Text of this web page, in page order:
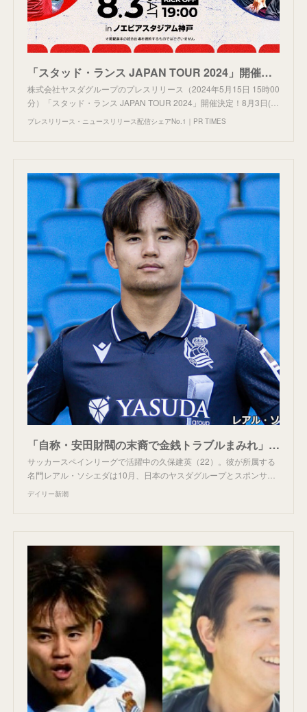
「スタッド・ランス JAPAN TOUR 2024」開催決定！8月3日(土)に昨季J1王者ヴィッセル神戸と対戦
株式会社ヤスダグループのプレスリリース（2024年5月15日 15時00
分）「スタッド・ランス JAPAN TOUR 2024」開催決定！8月3日(…
プレスリリース・ニュースリリース配信シェアNo.1｜PR TIMES
「自称・安田財閥の末裔で金銭トラブルまみれ」 久保建英が所属するソシエダ、新スポンサーの“裏の顔”とは（全文） | デイリー新潮
サッカースペインリーグで活躍中の久保建英（22）。彼が所属する
名門レアル・ソシエダは10月、日本のヤスダグループとスポンサ…
デイリー新潮